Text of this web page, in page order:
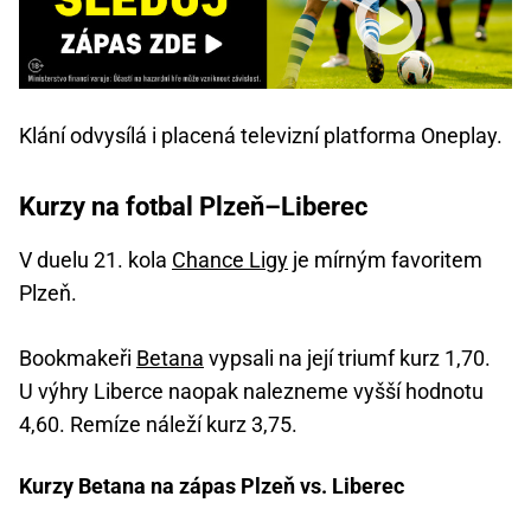
Klání odvysílá i placená televizní platforma Oneplay.
Kurzy na fotbal Plzeň–Liberec
V duelu 21. kola Chance Ligy je mírným favoritem
Plzeň.
Bookmakeři Betana vypsali na její triumf kurz 1,70.
U výhry Liberce naopak nalezneme vyšší hodnotu
4,60. Remíze náleží kurz 3,75.
Kurzy Betana na zápas Plzeň vs. Liberec